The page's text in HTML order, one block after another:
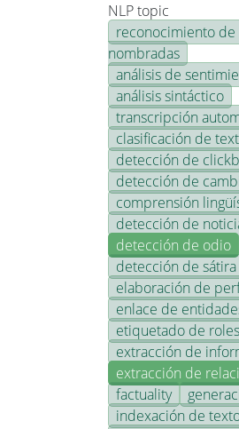
NLP topic
reconocimiento
nombradas
análisis de
análisis sintáctico
transcripción
clasificación de
detección de
detección de
comprensión
detección de
detección de odio
detección de sátira
elaboración de
enlace de
etiquetado de
extracción de
extracción de
factuality
indexación de